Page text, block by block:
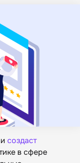
создаст
в сфере